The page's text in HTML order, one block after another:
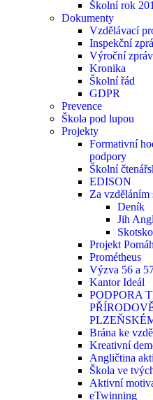
Školní rok
Dokumenty
Vzdělávací
Inspekční
Výroční
Kronika
Školní řád
GDPR
Prevence
Škola pod lupou
Projekty
Formativní
podpory
Školní
EDISON
Za vzděláním
Deník
Jih
Projekt
Prométheus
Výzva 56 a
Kantor Ideál
PODPORA
Brána ke
Kreativní
Angličtina
Škola ve
Aktivní
eTwinning